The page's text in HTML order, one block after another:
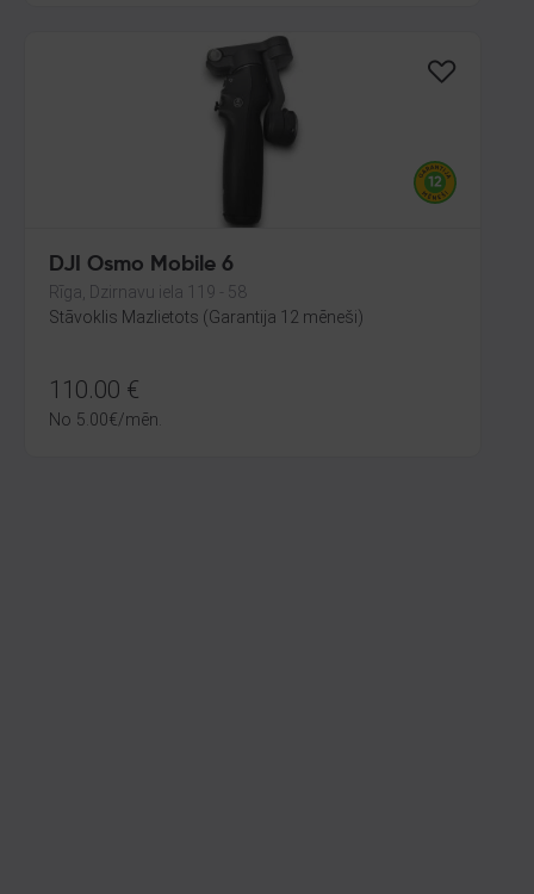
DJI Osmo Mobile 6
Rīga, Dzirnavu iela 119 - 58
Stāvoklis Mazlietots (Garantija 12 mēneši)
110.00 €
No 5.00€/mēn.